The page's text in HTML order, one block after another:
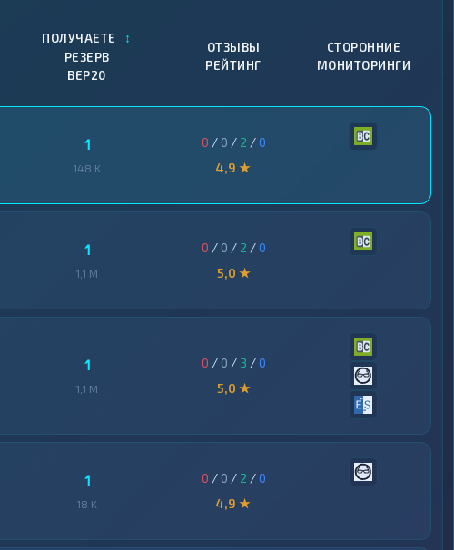
ПОЛУЧАЕТЕ ↕
РЕЗЕРВ
BEP20
ОТЗЫВЫ
РЕЙТИНГ
СТОРОННИЕ
МОНИТОРИНГИ
1
148 K
0 / 0 / 2 /0
4,9 ★
1
1,1 M
0 / 0 / 2 /0
5,0 ★
1
1,1 M
0 / 0 / 3 /0
5,0 ★
1
18 K
0 / 0 / 2 /0
4,9 ★